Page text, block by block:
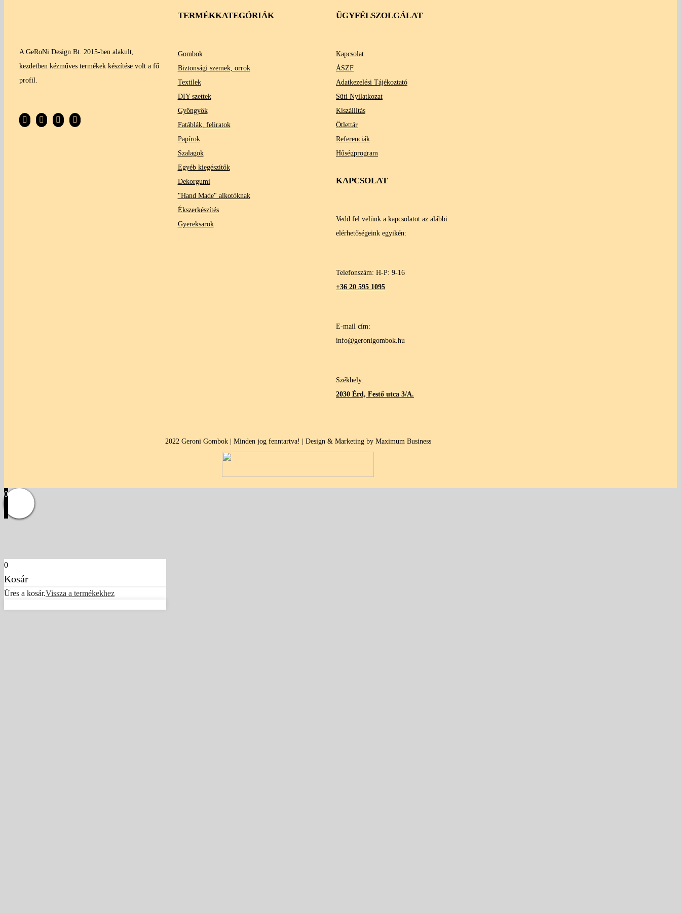
A GeRoNi Design Bt. 2015-ben alakult,
kezdetben kézműves termékek készítése volt a fő
profil.
TERMÉKKATEGÓRIÁK
Gombok
Biztonsági szemek, orrok
Textilek
DIY szettek
Gyöngyök
Fatáblák, feliratok
Papírok
Szalagok
Egyéb kiegészítők
Dekorgumi
"Hand Made" alkotóknak
Ékszerkészítés
Gyereksarok
ÜGYFÉLSZOLGÁLAT
Kapcsolat
ÁSZF
Adatkezelési Tájékoztató
Süti Nyilatkozat
Kiszállítás
Ötlettár
Referenciák
Hűségprogram
KAPCSOLAT
Vedd fel velünk a kapcsolatot az alábbi
elérhetőségeink egyikén:
Telefonszám: H-P: 9-16
+36 20 595 1095
E-mail cím:
info@geronigombok.hu
Székhely:
2030 Érd, Festő utca 3/A.
2022 Geroni Gombok | Minden jog fenntartva! | Design & Marketing by Maximum Business
0
0
Kosár
Üres a kosár.Vissza a termékekhez